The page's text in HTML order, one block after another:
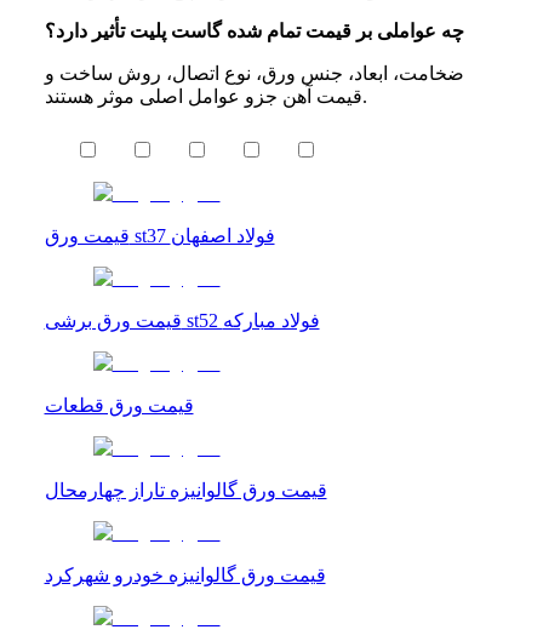
چه عواملی بر قیمت تمام‌ شده گاست پلیت تأثیر دارد؟
ضخامت، ابعاد، جنس ورق، نوع اتصال، روش ساخت و
قیمت آهن جزو عوامل اصلی موثر هستند.
قیمت ورق st37 فولاد اصفهان
قیمت ورق برشی st52 فولاد مبارکه
قیمت ورق قطعات
قیمت ورق گالوانیزه تاراز چهارمحال
قیمت ورق گالوانیزه خودرو شهرکرد